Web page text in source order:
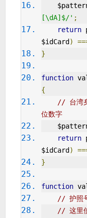
[\dA]$/' ;
return
$idCard )
}
function
{
// 台湾
位数字
return
$idCard )
}
function
// 护照
// 这里